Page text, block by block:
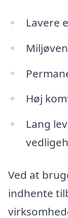
Lavere
Høj
Lang
Ved at
indhente